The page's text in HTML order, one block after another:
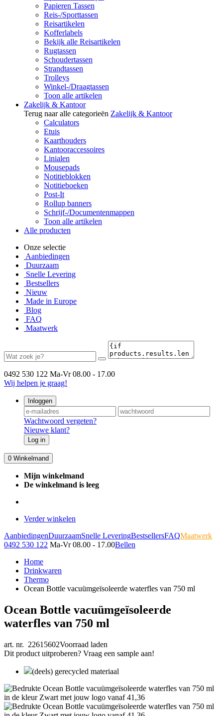
Papieren Tassen
Reis-/Sporttassen
Reisartikelen
Kofferlabels
Bekijk alle Reisartikelen
Rugtassen
Schoudertassen
Strandtassen
Trolleys
Winkel-/Draagtassen
Toon alle artikelen
Zakelijk & Kantoor
Terug naar alle categorieën Zakelijk & Kantoor
Calculators
Etuis
Kaarthouders
Kantooraccessoires
Linialen
Mousepads
Notitieblokken
Notitieboeken
Post-It
Rollup banners
Schrijf-/Documentenmappen
Toon alle artikelen
Alle producten
Onze selectie
Aanbiedingen
Duurzaam
Snelle Levering
Bestsellers
Nieuw
Made in Europe
Blog
FAQ
Maatwerk
0492 530 122 Ma-Vr 08.00 - 17.00
Wij helpen je graag!
Inloggen
Wachtwoord vergeten?
Nieuwe klant?
Log in
0 Winkelmand
Mijn winkelmand
De winkelmand is leeg
Verder winkelen
AanbiedingenDuurzaamSnelle LeveringBestsellersFAQMaatwerk
0492 530 122 Ma-Vr 08.00 - 17.00Bellen
Home
Drinkwaren
Thermo
Ocean Bottle vacuümgeïsoleerde waterfles van 750 ml
Ocean Bottle vacuümgeïsoleerde
waterfles van 750 ml
art. nr. 22615602Voorraad laden
Dit product uitproberen? Vraag een sample aan!
(deels) gerecycled materiaal